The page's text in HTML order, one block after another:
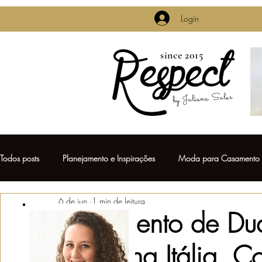
Login
Todos posts Planejamento e Inspirações Moda para Casamento
Casamentos de Famosos Pré Casamento
Vestido de Noiva Daminhas & Pajens Lembrancinhas
Casamento de
6 de jun. 1 min de leitura
since 2015
by Juliana Sales